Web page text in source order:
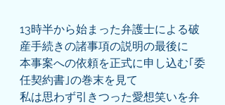
13時半から始まった弁護士による破
産手続きの諸事項の説明の最後に
本事案への依頼を正式に申し込む｢委
任契約書｣の巻末を見て
私は思わず引きつった愛想笑いを弁